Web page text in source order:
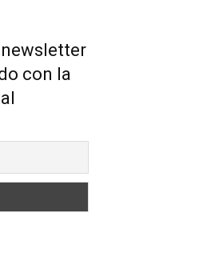
con la